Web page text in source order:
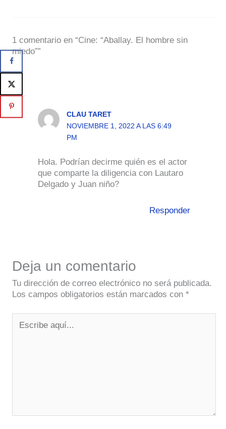
1 comentario en “Cine: “Aballay. El hombre sin
miedo””
CLAU TARET
NOVIEMBRE 1, 2022 A LAS 6:49
PM
Hola. Podrían decirme quién es el actor
que comparte la diligencia con Lautaro
Delgado y Juan niño?
Responder
Deja un comentario
Tu dirección de correo electrónico no será publicada.
Los campos obligatorios están marcados con *
aquí...